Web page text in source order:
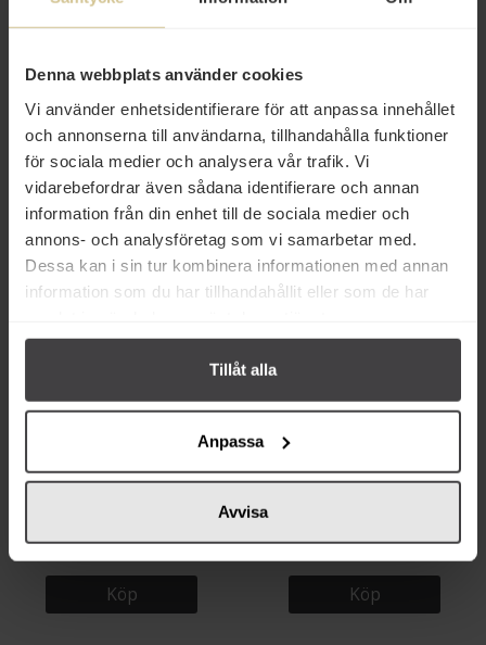
Denna webbplats använder cookies
Vi använder enhetsidentifierare för att anpassa innehållet
och annonserna till användarna, tillhandahålla funktioner
för sociala medier och analysera vår trafik. Vi
vidarebefordrar även sådana identifierare och annan
information från din enhet till de sociala medier och
annons- och analysföretag som vi samarbetar med.
Dessa kan i sin tur kombinera informationen med annan
information som du har tillhandahållit eller som de har
Tillåt alla
Anpassa
Avvisa
Produktfakta
Andra köper även
37 kr
Rizzoli Sardiner i Extra Jungfru
Köp
18 kr
Big Tom Bloody Mary Mix 150ml
Köp